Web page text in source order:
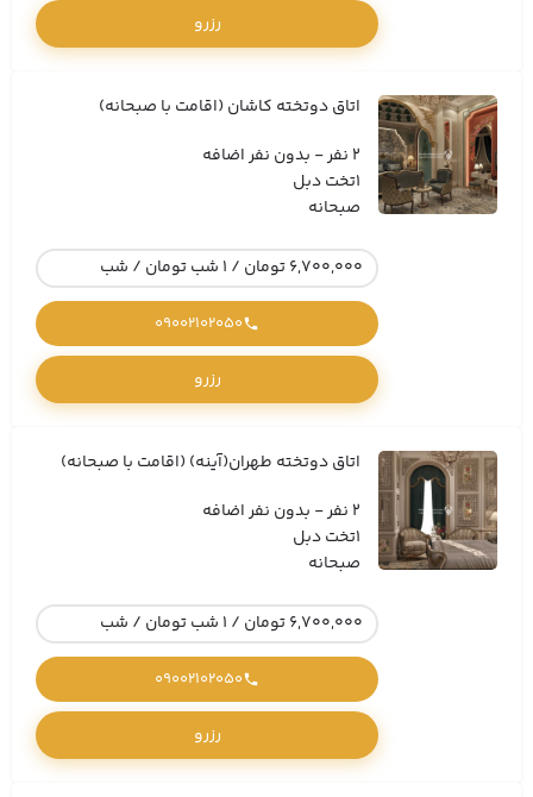
رزرو
اتاق دوتخته کاشان (اقامت با صبحانه)
2 نفر - بدون نفر اضافه
1تخت دبل
صبحانه
6,700,000 تومان / 1 شب تومان / شب
09002102050
رزرو
اتاق دوتخته طهران(آینه) (اقامت با صبحانه)
2 نفر - بدون نفر اضافه
1تخت دبل
صبحانه
6,700,000 تومان / 1 شب تومان / شب
09002102050
رزرو